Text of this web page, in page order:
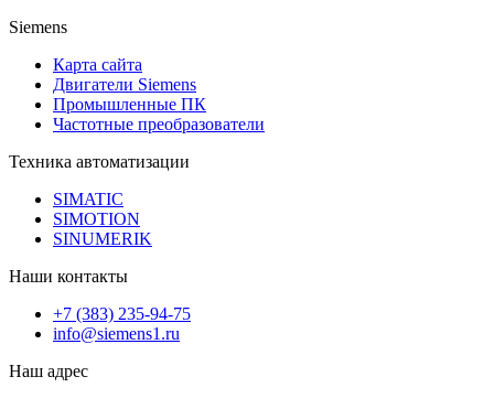
Siemens
Карта сайта
Двигатели Siemens
Промышленные ПК
Частотные преобразователи
Техника автоматизации
SIMATIC
SIMOTION
SINUMERIK
Наши контакты
+7 (383) 235-94-75
info@siemens1.ru
Наш адрес